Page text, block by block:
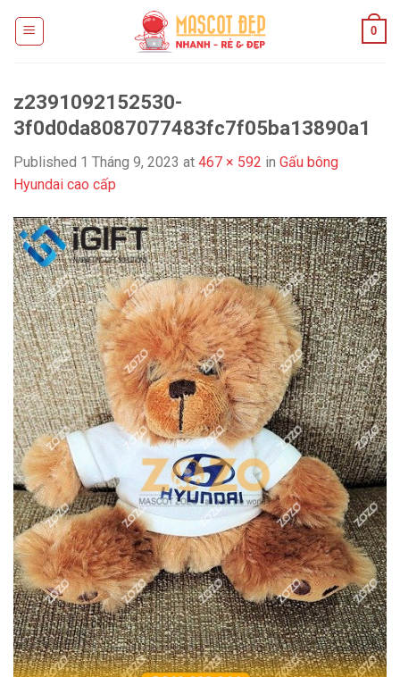
0
z2391092152530-
3f0d0da8087077483fc7f05ba13890a1
Published 1 Tháng 9, 2023 at 467 × 592 in Gấu bông
Hyundai cao cấp